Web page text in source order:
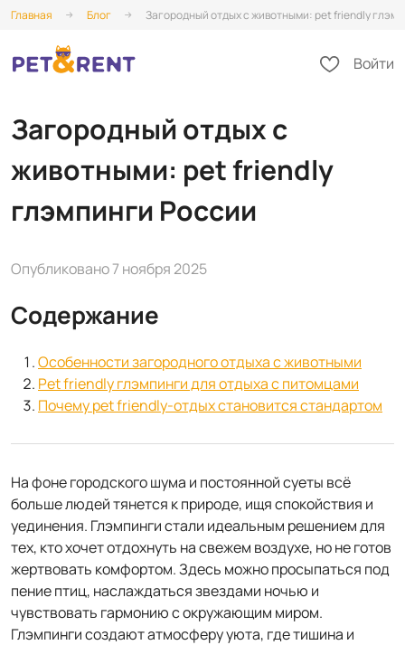
Главная Блог Загородный отдых с животными: pet friendly
Войти
Загородный отдых с
животными: pet friendly
глэмпинги России
Опубликовано 7 ноября 2025
Содержание
Особенности загородного отдыха с животными
Pet friendly глэмпинги для отдыха с питомцами
Почему pet friendly-отдых становится стандартом
На фоне городского шума и постоянной суеты всё
больше людей тянется к природе, ищя спокойствия и
уединения. Глэмпинги стали идеальным решением для
тех, кто хочет отдохнуть на свежем воздухе, но не готов
жертвовать комфортом. Здесь можно просыпаться под
пение птиц, наслаждаться звездами ночью и
чувствовать гармонию с окружающим миром.
Глэмпинги создают атмосферу уюта, где тишина и